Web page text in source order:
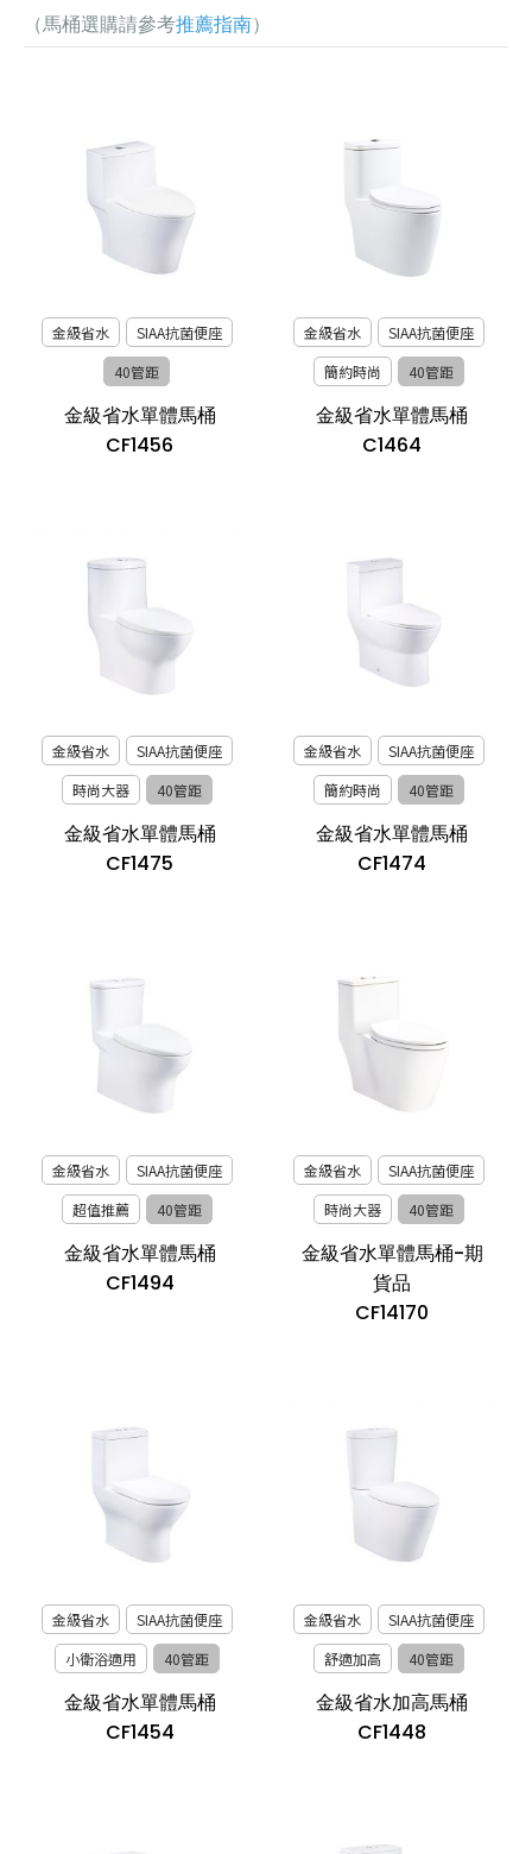
（馬桶選購請參考推薦指南）
金級省水
SIAA抗菌便座
40管距
金級省水單體馬桶
CF1456
金級省水
SIAA抗菌便座
簡約時尚
40管距
金級省水單體馬桶
C1464
金級省水
SIAA抗菌便座
時尚大器
40管距
金級省水單體馬桶
CF1475
金級省水
SIAA抗菌便座
簡約時尚
40管距
金級省水單體馬桶
CF1474
金級省水
SIAA抗菌便座
超值推薦
40管距
金級省水單體馬桶
CF1494
金級省水
SIAA抗菌便座
時尚大器
40管距
金級省水單體馬桶-期
貨品
CF14170
金級省水
SIAA抗菌便座
小衛浴適用
40管距
金級省水單體馬桶
CF1454
金級省水
SIAA抗菌便座
舒適加高
40管距
金級省水加高馬桶
CF1448